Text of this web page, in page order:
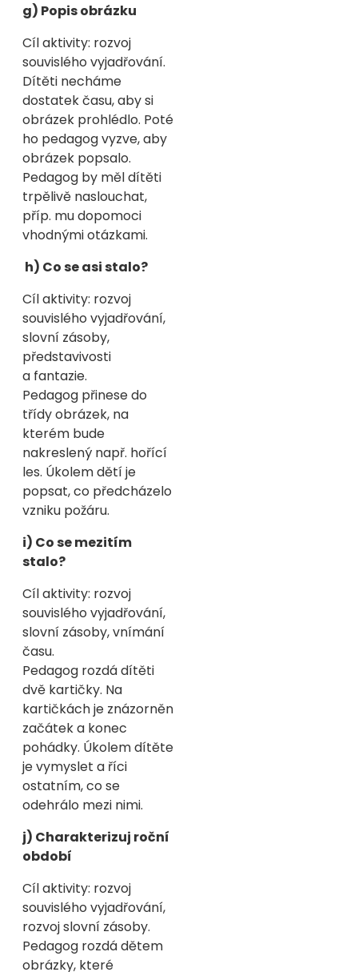
g) Popis obrázku
Cíl aktivity: rozvoj
souvislého vyjadřování.
Dítěti necháme
dostatek času, aby si
obrázek prohlédlo. Poté
ho pedagog vyzve, aby
obrázek popsalo.
Pedagog by měl dítěti
trpělivě naslouchat,
příp. mu dopomoci
vhodnými otázkami.
h) Co se asi stalo?
Cíl aktivity: rozvoj
souvislého vyjadřování,
slovní zásoby,
představivosti
a fantazie.
Pedagog přinese do
třídy obrázek, na
kterém bude
nakreslený např. hořící
les. Úkolem dětí je
popsat, co předcházelo
vzniku požáru.
i) Co se mezitím
stalo?
Cíl aktivity: rozvoj
souvislého vyjadřování,
slovní zásoby, vnímání
času.
Pedagog rozdá dítěti
dvě kartičky. Na
kartičkách je znázorněn
začátek a konec
pohádky. Úkolem dítěte
je vymyslet a říci
ostatním, co se
odehrálo mezi nimi.
j) Charakterizuj roční
období
Cíl aktivity: rozvoj
souvislého vyjadřování,
rozvoj slovní zásoby.
Pedagog rozdá dětem
obrázky, které